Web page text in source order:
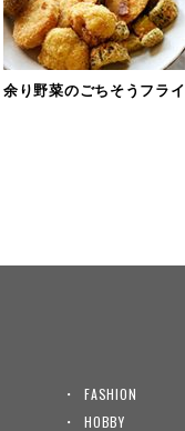
余り野菜のごちそうフライ
FASHION
HOBBY